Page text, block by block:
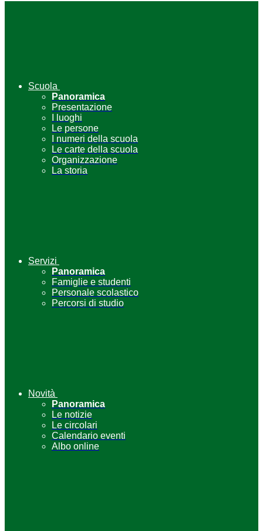
Scuola
Panoramica
Presentazione
I luoghi
Le persone
I numeri della scuola
Le carte della scuola
Organizzazione
La storia
Servizi
Panoramica
Famiglie e studenti
Personale scolastico
Percorsi di studio
Novità
Panoramica
Le notizie
Le circolari
Calendario eventi
Albo online